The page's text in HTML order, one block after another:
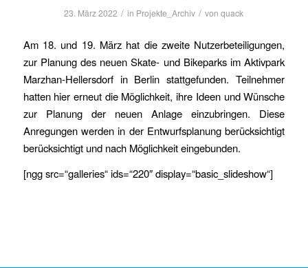
23. März 2022 / in Projekte_Archiv / vonquack
Am 18. und 19. März hat die zweite Nutzerbeteiligungen,
zur Planung des neuen Skate- und Bikeparks im Aktivpark
Marzhan-Hellersdorf in Berlin stattgefunden. Teilnehmer
hatten hier erneut die Möglichkeit, ihre Ideen und Wünsche
zur Planung der neuen Anlage einzubringen. Diese
Anregungen werden in der Entwurfsplanung berücksichtigt
berücksichtigt und nach Möglichkeit eingebunden.
[ngg src=“galleries“ ids=“220″ display=“basic_slideshow“]